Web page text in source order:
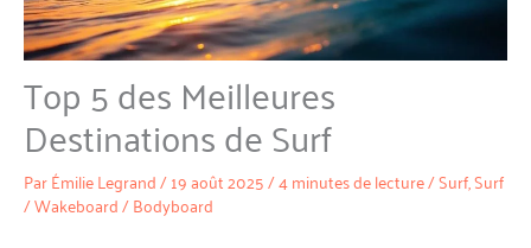
Top 5 des Meilleures
Destinations de Surf
ParÉmilie Legrand/19 août 2025/4 minutes de lecture/Surf,Surf
/ Wakeboard / Bodyboard